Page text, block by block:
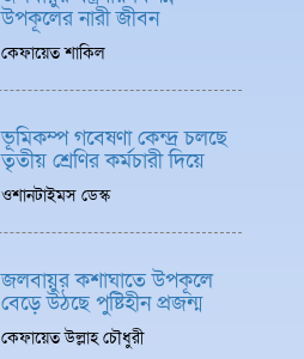
উপকূলের নারী জীবন
কেফায়েত শাকিল
ভূমিকম্প গবেষণা কেন্দ্র চলছে
তৃতীয় শ্রেণির কর্মচারী দিয়ে
ওশানটাইমস ডেস্ক
জলবায়ুর কশাঘাতে উপকূলে
বেড়ে উঠছে পুষ্টিহীন প্রজন্ম
কেফায়েত উল্লাহ চৌধুরী